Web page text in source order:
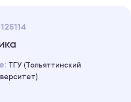
ТГУ (Тольяттинский